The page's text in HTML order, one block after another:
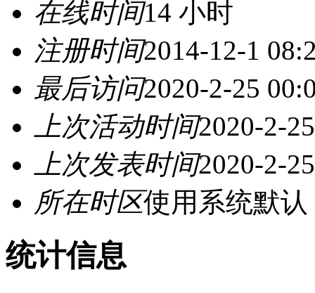
在线时间14 小时
注册时间2014-12-1
最后访问2020-2-25
上次活动时间2020-2-
上次发表时间2020-2-
所在时区使用系统默认
统计信息